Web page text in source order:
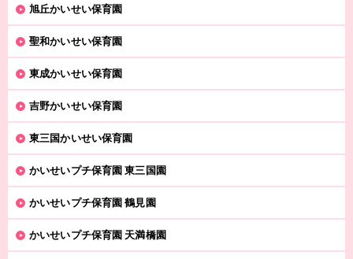
旭丘かいせい保育園
聖和かいせい保育園
東成かいせい保育園
吉野かいせい保育園
東三国かいせい保育園
かいせいプチ保育園 東三国園
かいせいプチ保育園 鶴見園
かいせいプチ保育園 天満橋園